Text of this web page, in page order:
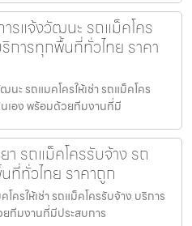
ารแจ้งวัฒนะ รถแม็คโคร
การทุกพื้นที่ทั่วไทย ราคา
นะ รถแมคโครให้เช่า รถแม็คโคร
นเอง พร้อมด้วยทีมงานที่มี
า รถแม็คโครรับจ้าง รถ
ที่ทั่วไทย ราคาถูก
โครให้เช่า รถแม็คโครรับจ้าง บริการ
ยทีมงานที่มีประสบการ